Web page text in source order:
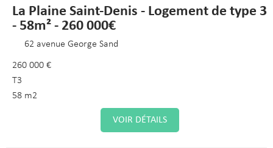
La Plaine Saint-Denis - Logement de type 3
- 58m² - 260 000€
62 avenue George Sand
260 000 €
T3
58 m2
VOIR DÉTAILS